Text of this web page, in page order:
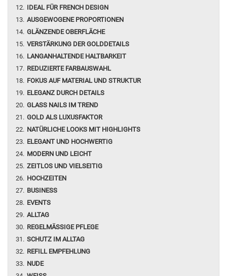
IDEAL FÜR FRENCH DESIGN
AUSGEWOGENE PROPORTIONEN
GLÄNZENDE OBERFLÄCHE
VERSTÄRKUNG DER GOLDDETAILS
LANGANHALTENDE HALTBARKEIT
REDUZIERTE FARBAUSWAHL
FOKUS AUF MATERIAL UND STRUKTUR
ELEGANZ DURCH DETAILS
GLASS NAILS IM TREND
GOLD ALS LUXUSFAKTOR
NATÜRLICHE LOOKS MIT HIGHLIGHTS
ELEGANT UND HOCHWERTIG
MODERN UND LEICHT
ZEITLOS UND VIELSEITIG
HOCHZEITEN
BUSINESS
EVENTS
ALLTAG
REGELMÄSSIGE PFLEGE
SCHUTZ IM ALLTAG
REFILL EMPFEHLUNG
NUDE